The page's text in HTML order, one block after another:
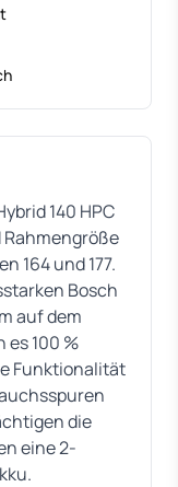
140 HPC
Rahmengröße
164 und 177.
Bosch
auf dem
es 100 %
Funktionalität
die
eine 2-